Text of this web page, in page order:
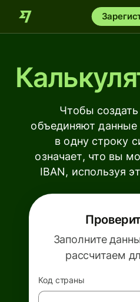
Чтобы
объединяют данные
в одну строку
означает, что вы
IBAN, используя
Заполните
рассчитаем
Код страны